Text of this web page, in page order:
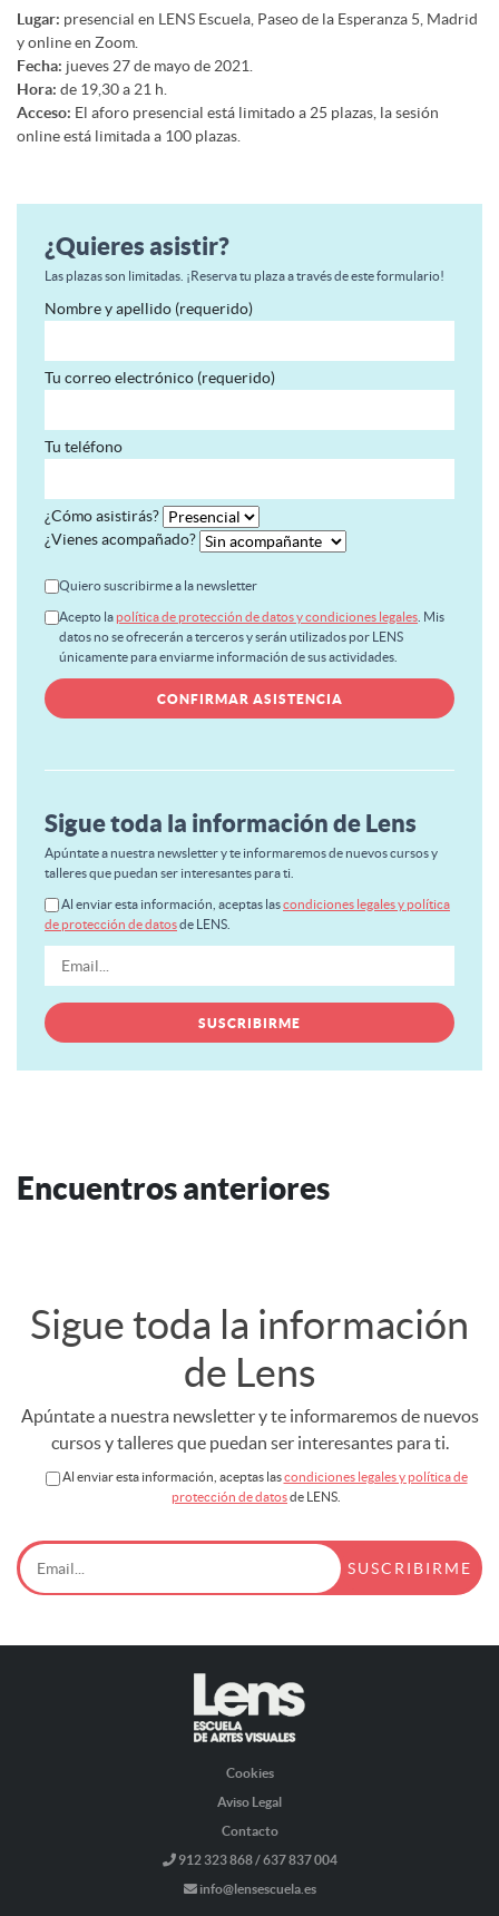
Lugar: presencial en LENS Escuela, Paseo de la Esperanza 5, Madrid
y online en Zoom.
Fecha: jueves 27 de mayo de 2021.
Hora: de 19,30 a 21 h.
Acceso: El aforo presencial está limitado a 25 plazas, la sesión
online está limitada a 100 plazas.
¿Quieres asistir?
Las plazas son limitadas. ¡Reserva tu plaza a través de este formulario!
Nombre y apellido (requerido)
Tu correo electrónico (requerido)
Tu teléfono
¿Cómo asistirás?
¿Vienes acompañado?
Quiero suscribirme a la newsletter
Acepto la política de protección de datos y condiciones legales . Mis
datos no se ofrecerán a terceros y serán utilizados por LENS
únicamente para enviarme información de sus actividades.
Sigue toda la información de Lens
Apúntate a nuestra newsletter y te informaremos de nuevos cursos y
talleres que puedan ser interesantes para ti.
Al enviar esta información, aceptas lascondiciones legales y política
de protección de datosde LENS.
Encuentros anteriores
Sigue toda la información
de Lens
Apúntate a nuestra newsletter y te informaremos de nuevos
cursos y talleres que puedan ser interesantes para ti.
Al enviar esta información, aceptas lascondiciones legales y política de
protección de datosde LENS.
Cookies
Aviso Legal
Contacto
912 323 868 / 637 837 004
info@lensescuela.es